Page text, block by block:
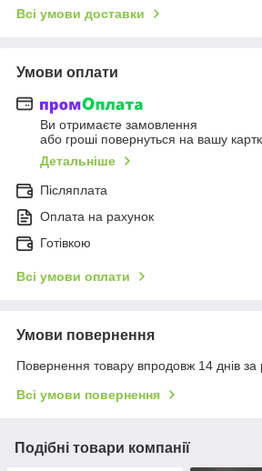
Всі умови доставки
Умови оплати
Ви отримаєте замовлення
або гроші повернуться на вашу
Детальніше
Післяплата
Оплата на рахунок
Готівкою
Всі умови оплати
Умови повернення
Повернення товару впродовж 14 днів за
Всі умови повернення
Подібні товари компанії